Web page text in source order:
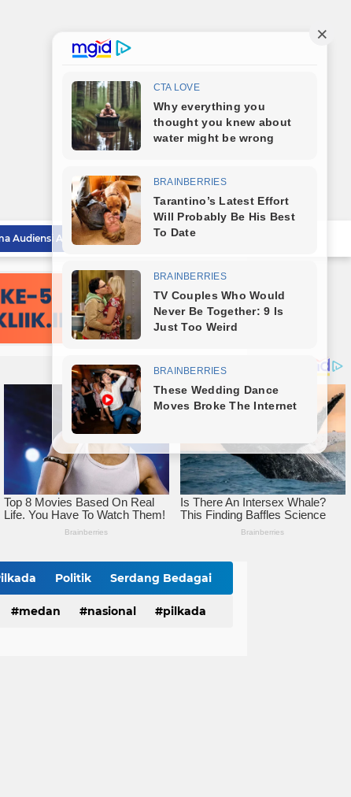
Polrestabes Medan Musnahkan Barang Bukti Narkotika dan Barang Ilegal, Bukti Nyata Penegakan Hukum Secara Transparan
Lahirkan Generasi Bebas Stunting, Wali Kota Tebingtinggi Dorong Optimalisasi SP3 Catin
Wali Kota Tebingtinggi Hadiri Kampanye dan Germas, Ungkap Angka Stunting Turun
Percepatan Turunkan Stunting
Sat Narkoba Polres Tebingtinggi Tangkap Pengedar Sabu, Sita 9,56 Gram Sabu
Ketua KONI Tebingtinggi Terpilih Aulia Pitra Apresiasi Dukungan Cabor dan Pemko, Kini Fokus Menuju PORPROVSU 2026
Terima Audiensi JMSI Sergai-Tebingtinggi
Politik Serdang Bedagai
medan nasional pilkada